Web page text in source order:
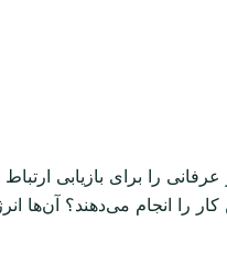
را برای بازیابی ارتباط
را انجام می‌دهند؟ آن‌ها